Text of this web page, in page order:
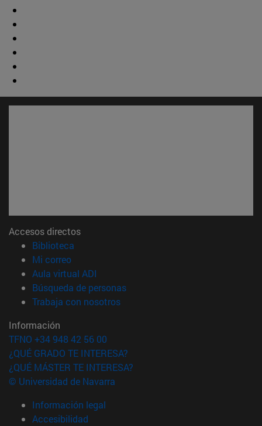
Accesos directos
Biblioteca
Mi correo(abre en nueva ventana)
Aula virtual ADI
Búsqueda de personas(abre en nueva ventana)
Trabaja con nosotros(abre en nueva ventana)
Información
TFNO +34 948 42 56 00
¿QUÉ GRADO TE INTERESA?
¿QUÉ MÁSTER TE INTERESA?
© Universidad de Navarra
Información legal
Accesibilidad